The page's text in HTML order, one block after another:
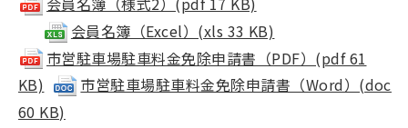
会員名簿（Excel）(xls 33 KB)
市営駐車場駐車料金免除申請書（PDF）(pdf 61
KB)
市営駐車場駐車料金免除申請書（Word）(doc
60 KB)